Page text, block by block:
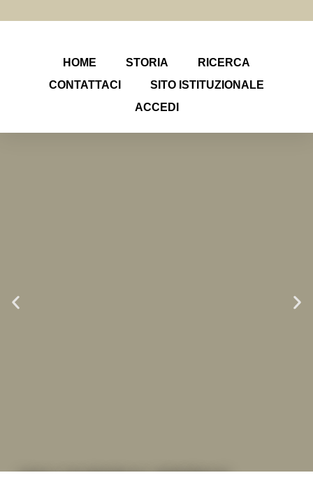
HOME STORIA
RICERCA
CONTATTACI
SITO ISTITUZIONALE
ACCEDI